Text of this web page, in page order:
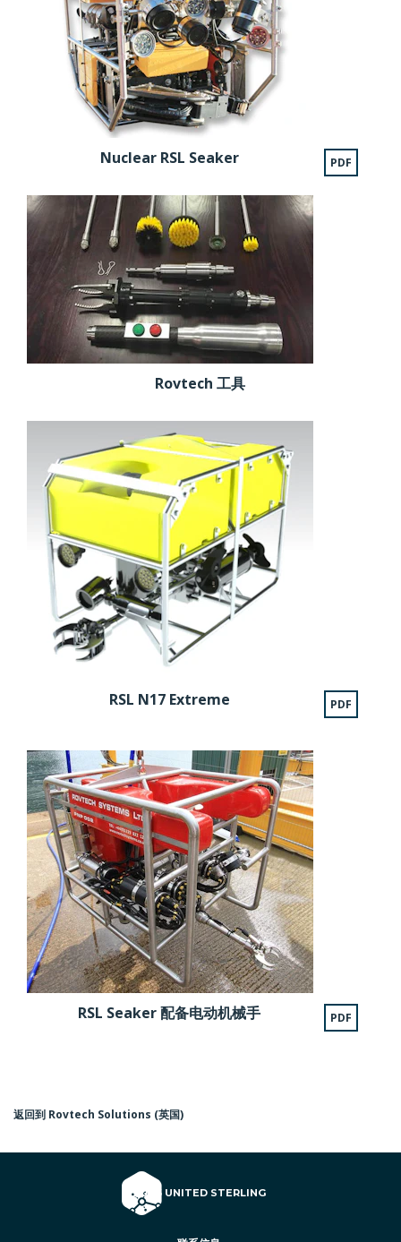
Nuclear RSL Seaker PDF
Rovtech 工具
RSL N17 Extreme PDF
RSL Seaker 配备电动机械手 PDF
返回到 Rovtech Solutions (英国)
© 2026 UNITED STERLING